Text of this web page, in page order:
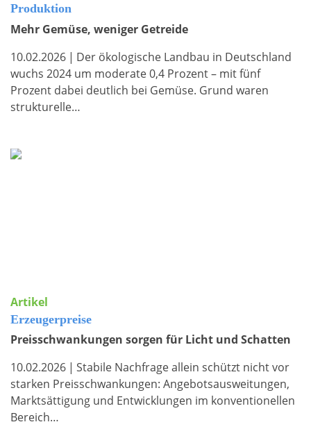
Produktion
Mehr Gemüse, weniger Getreide
10.02.2026 | Der ökologische Landbau in Deutschland
wuchs 2024 um moderate 0,4 Prozent – mit fünf
Prozent dabei deutlich bei Gemüse. Grund waren
strukturelle…
Artikel
Erzeugerpreise
Preisschwankungen sorgen für Licht und Schatten
10.02.2026 | Stabile Nachfrage allein schützt nicht vor
starken Preisschwankungen: Angebotsausweitungen,
Marktsättigung und Entwicklungen im konventionellen
Bereich…